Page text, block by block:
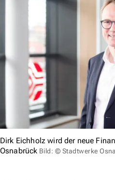
Dirk Eichholz wird der neue
Osnabrück Bild: © Stadtwerke